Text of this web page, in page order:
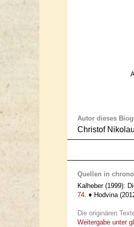
Autor dieses
Christof
Quellen in
Kalheber (1999):
74. ♦ Hodvina
Die originären
Weitergabe unter